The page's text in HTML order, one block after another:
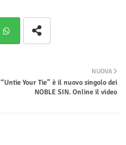
tsap
NUOVA
“Untie Your Tie” è il nuovo singolo dei
NOBLE SIN. Online il video